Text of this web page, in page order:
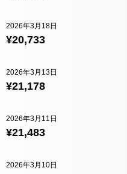
¥20,733
2026年3月18日
¥21,178
2026年3月13日
¥21,483
2026年3月11日
2026年3月10日